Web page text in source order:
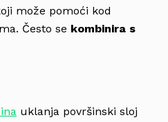
može pomoći kod
Često se kombinira s
uklanja površinski sloj